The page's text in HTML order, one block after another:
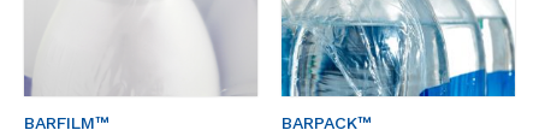
BARFILM™ BARPACK™